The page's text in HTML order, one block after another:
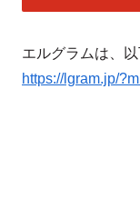
エルグラムは、
https://lgram.jp/